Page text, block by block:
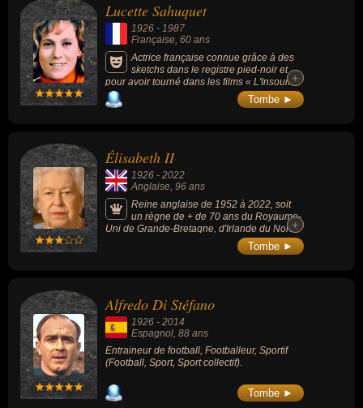
Lucette Sahuquet
1926 - 1987
Française, 60 ans
Actrice française connue grâce à des
sketchs dans le registre pied-noir et
pour avoir tourné dans les films « L'Insoumis
» (1964) ou « Dupont Lajoie » (1975,
drame).
+
+
Tombe ►
Élisabeth II
1926 - 2022
Anglaise, 96 ans
Reine anglaise de 1952 à 2022, soit
un règne de + de 70 ans du Royaume-
Uni de Grande-Bretagne, d'Irlande du Nord+
+
Tombe ►
Alfredo Di Stéfano
1926 - 2014
Espagnol , 88 ans
Entraineur de football, Footballeur, Sportif
(Football, Sport, Sport collectif).
Tombe ►